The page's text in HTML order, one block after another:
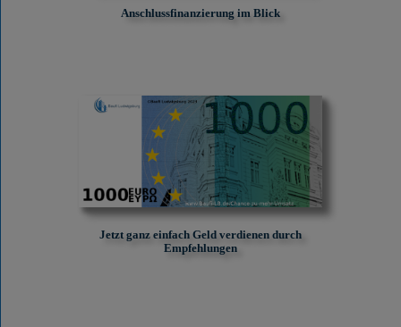
Anschlussfinanzierung im Blick
Jetzt ganz einfach Geld verdienen durch
Empfehlungen